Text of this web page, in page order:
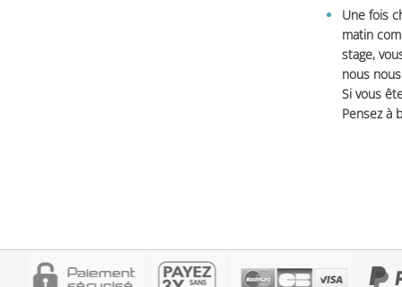
Une fois
matin
stage,
nous
Si vous
Pensez à